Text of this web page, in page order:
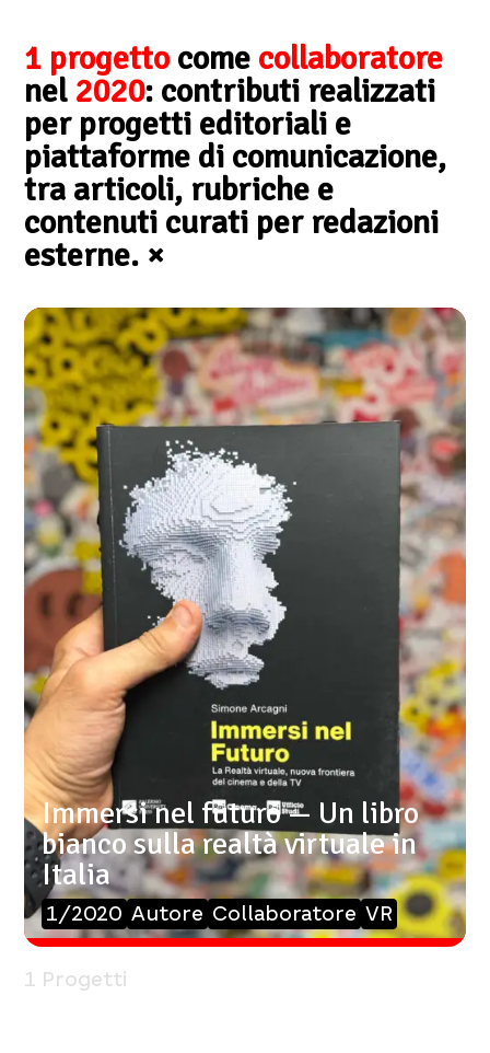
1 progettocome collaboratore
nel 2020: contributi realizzati
per progetti editoriali e
piattaforme di comunicazione,
tra articoli, rubriche e
contenuti curati per redazioni
esterne. ×
Immersi nel futuro — Un libro
bianco sulla realtà virtuale in
Italia
1/2020 Autore Collaboratore VR
1 Progetti